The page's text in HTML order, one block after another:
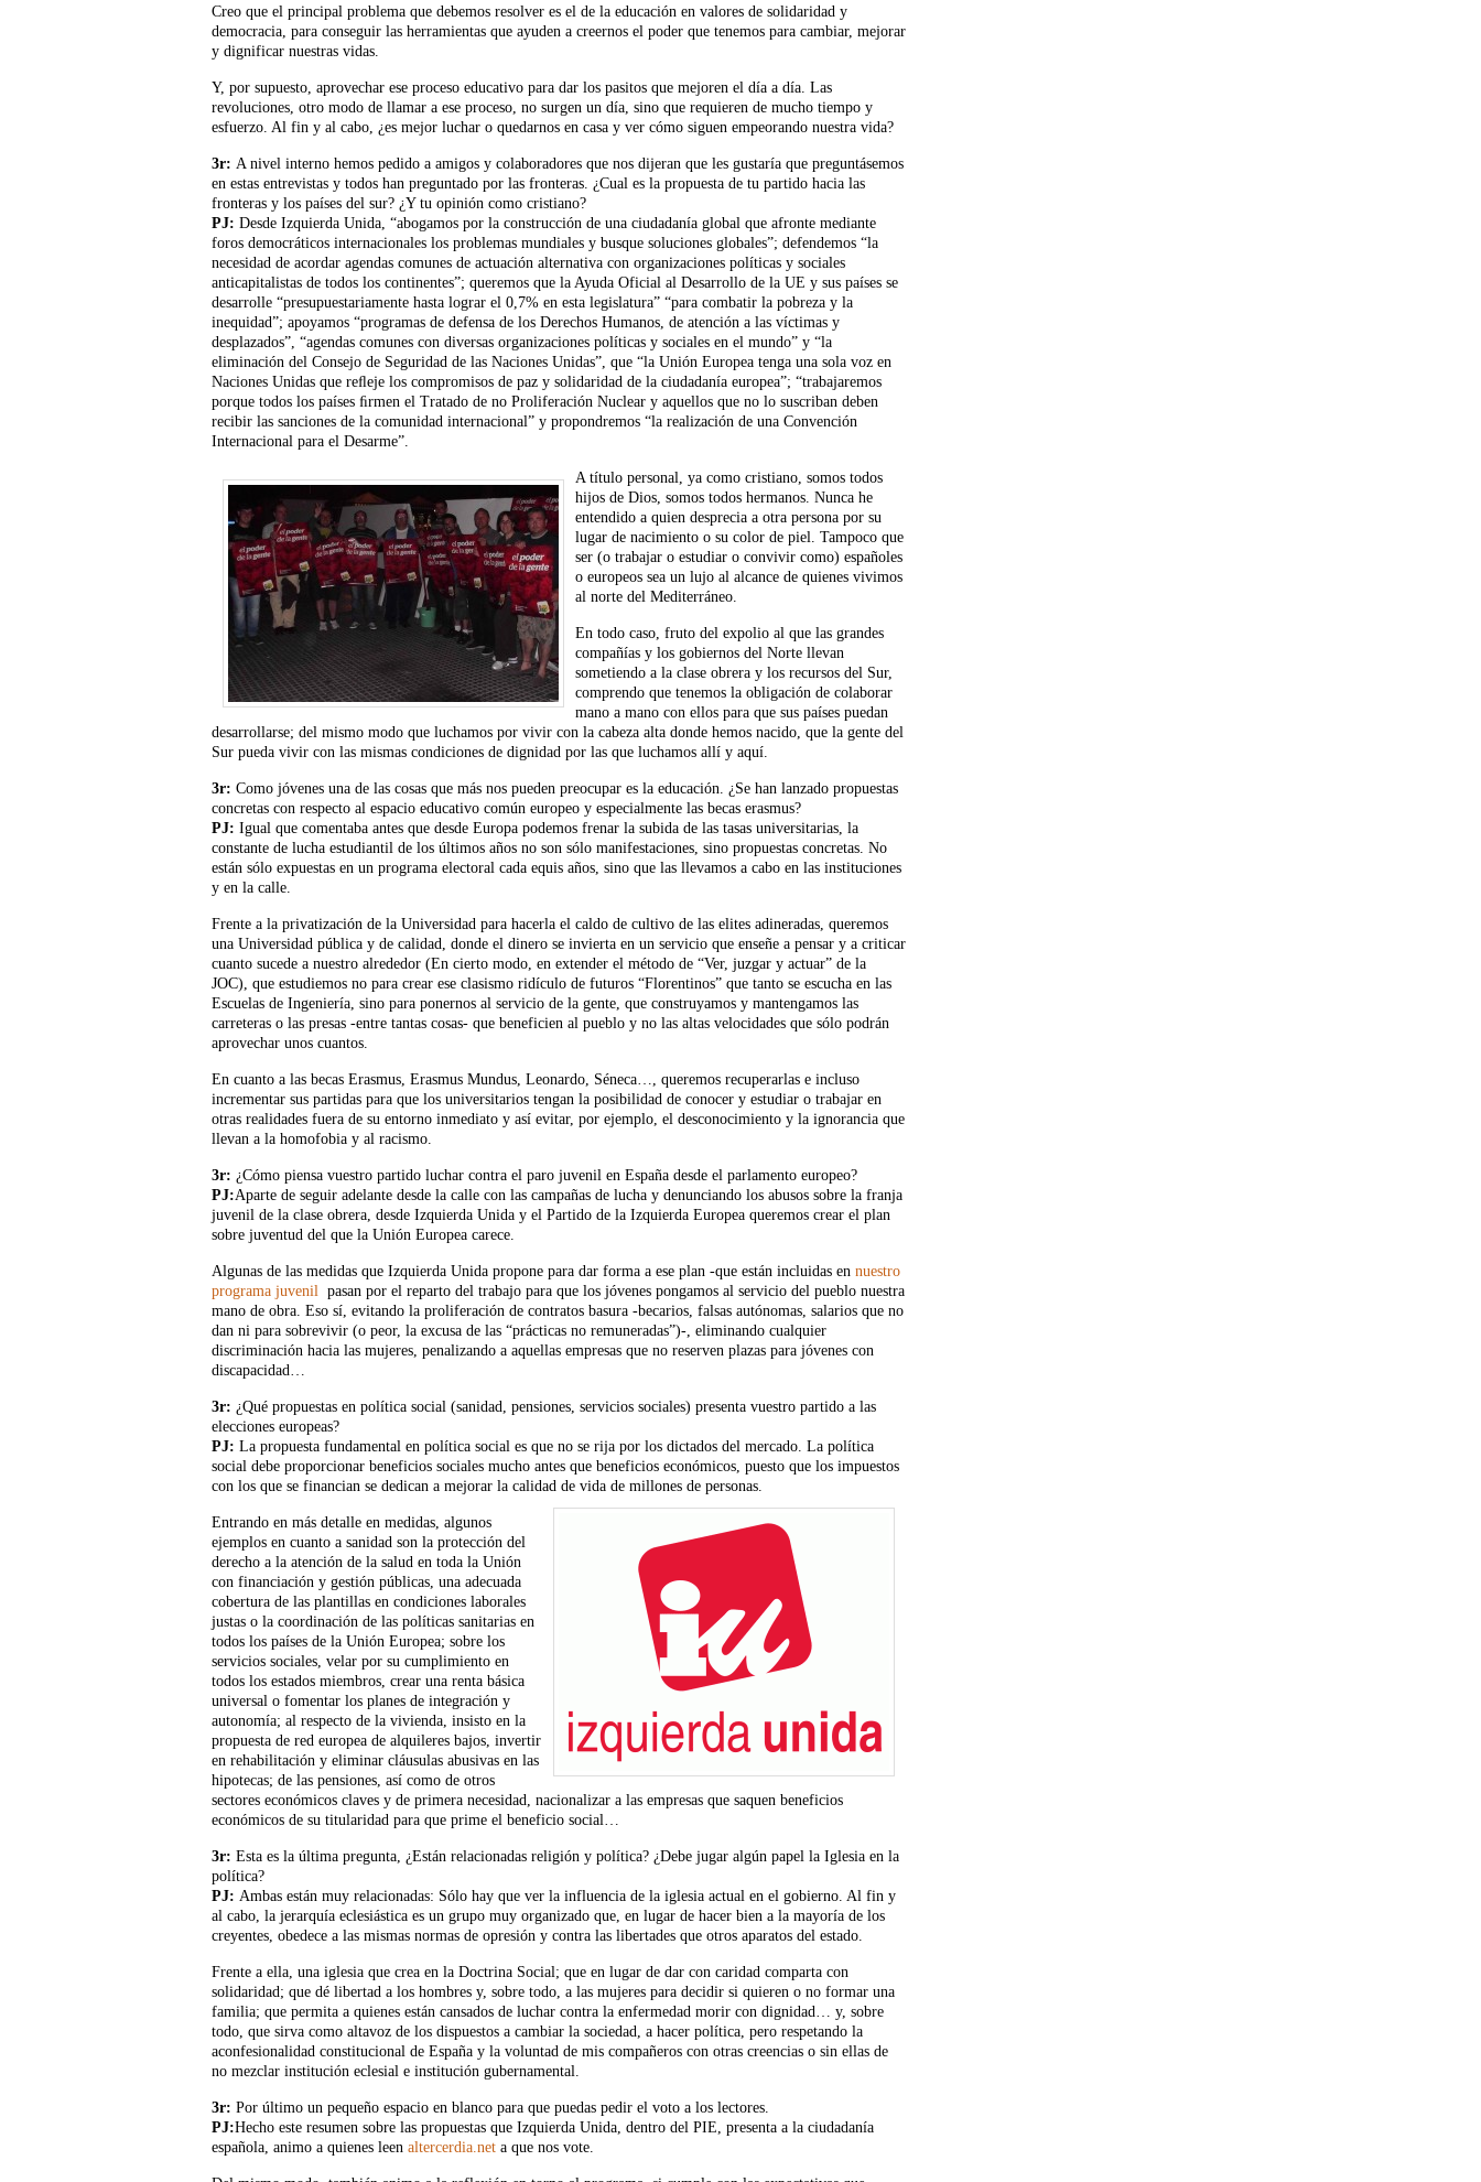
Creo que el principal problema que debemos resolver es el de la educación en valores de solidaridad y
democracia, para conseguir las herramientas que ayuden a creernos el poder que tenemos para cambiar, mejorar
y dignificar nuestras vidas.
Y, por supuesto, aprovechar ese proceso educativo para dar los pasitos que mejoren el día a día. Las
revoluciones, otro modo de llamar a ese proceso, no surgen un día, sino que requieren de mucho tiempo y
esfuerzo. Al fin y al cabo, ¿es mejor luchar o quedarnos en casa y ver cómo siguen empeorando nuestra vida?
3r: A nivel interno hemos pedido a amigos y colaboradores que nos dijeran que les gustaría que preguntásemos
en estas entrevistas y todos han preguntado por las fronteras. ¿Cual es la propuesta de tu partido hacia las
fronteras y los países del sur? ¿Y tu opinión como cristiano?
PJ: Desde Izquierda Unida, “abogamos por la construcción de una ciudadanía global que afronte mediante
foros democráticos internacionales los problemas mundiales y busque soluciones globales”; defendemos “la
necesidad de acordar agendas comunes de actuación alternativa con organizaciones políticas y sociales
anticapitalistas de todos los continentes”; queremos que la Ayuda Oficial al Desarrollo de la UE y sus países se
desarrolle “presupuestariamente hasta lograr el 0,7% en esta legislatura” “para combatir la pobreza y la
inequidad”; apoyamos “programas de defensa de los Derechos Humanos, de atención a las víctimas y
desplazados”, “agendas comunes con diversas organizaciones políticas y sociales en el mundo” y “la
eliminación del Consejo de Seguridad de las Naciones Unidas”, que “la Unión Europea tenga una sola voz en
Naciones Unidas que reﬂeje los compromisos de paz y solidaridad de la ciudadanía europea”; “trabajaremos
porque todos los países ﬁrmen el Tratado de no Proliferación Nuclear y aquellos que no lo suscriban deben
recibir las sanciones de la comunidad internacional” y propondremos “la realización de una Convención
Internacional para el Desarme”.
A título personal, ya como cristiano, somos todos
hijos de Dios, somos todos hermanos. Nunca he
entendido a quien desprecia a otra persona por su
lugar de nacimiento o su color de piel. Tampoco que
ser (o trabajar o estudiar o convivir como) españoles
o europeos sea un lujo al alcance de quienes vivimos
al norte del Mediterráneo.
En todo caso, fruto del expolio al que las grandes
compañías y los gobiernos del Norte llevan
sometiendo a la clase obrera y los recursos del Sur,
comprendo que tenemos la obligación de colaborar
mano a mano con ellos para que sus países puedan
desarrollarse; del mismo modo que luchamos por vivir con la cabeza alta donde hemos nacido, que la gente del
Sur pueda vivir con las mismas condiciones de dignidad por las que luchamos allí y aquí.
3r: Como jóvenes una de las cosas que más nos pueden preocupar es la educación. ¿Se han lanzado propuestas
concretas con respecto al espacio educativo común europeo y especialmente las becas erasmus?
PJ: Igual que comentaba antes que desde Europa podemos frenar la subida de las tasas universitarias, la
constante de lucha estudiantil de los últimos años no son sólo manifestaciones, sino propuestas concretas. No
están sólo expuestas en un programa electoral cada equis años, sino que las llevamos a cabo en las instituciones
y en la calle.
Frente a la privatización de la Universidad para hacerla el caldo de cultivo de las elites adineradas, queremos
una Universidad pública y de calidad, donde el dinero se invierta en un servicio que enseñe a pensar y a criticar
cuanto sucede a nuestro alrededor (En cierto modo, en extender el método de “Ver, juzgar y actuar” de la
JOC), que estudiemos no para crear ese clasismo ridículo de futuros “Florentinos” que tanto se escucha en las
Escuelas de Ingeniería, sino para ponernos al servicio de la gente, que construyamos y mantengamos las
carreteras o las presas -entre tantas cosas- que beneficien al pueblo y no las altas velocidades que sólo podrán
aprovechar unos cuantos.
En cuanto a las becas Erasmus, Erasmus Mundus, Leonardo, Séneca…, queremos recuperarlas e incluso
incrementar sus partidas para que los universitarios tengan la posibilidad de conocer y estudiar o trabajar en
otras realidades fuera de su entorno inmediato y así evitar, por ejemplo, el desconocimiento y la ignorancia que
llevan a la homofobia y al racismo.
3r: ¿Cómo piensa vuestro partido luchar contra el paro juvenil en España desde el parlamento europeo?
PJ:Aparte de seguir adelante desde la calle con las campañas de lucha y denunciando los abusos sobre la franja
juvenil de la clase obrera, desde Izquierda Unida y el Partido de la Izquierda Europea queremos crear el plan
sobre juventud del que la Unión Europea carece.
Algunas de las medidas que Izquierda Unida propone para dar forma a ese plan -que están incluidas en nuestro
programa juvenil pasan por el reparto del trabajo para que los jóvenes pongamos al servicio del pueblo nuestra
mano de obra. Eso sí, evitando la proliferación de contratos basura -becarios, falsas autónomas, salarios que no
dan ni para sobrevivir (o peor, la excusa de las “prácticas no remuneradas”)-, eliminando cualquier
discriminación hacia las mujeres, penalizando a aquellas empresas que no reserven plazas para jóvenes con
discapacidad…
3r: ¿Qué propuestas en política social (sanidad, pensiones, servicios sociales) presenta vuestro partido a las
elecciones europeas?
PJ: La propuesta fundamental en política social es que no se rija por los dictados del mercado. La política
social debe proporcionar beneficios sociales mucho antes que beneficios económicos, puesto que los impuestos
con los que se financian se dedican a mejorar la calidad de vida de millones de personas.
Entrando en más detalle en medidas, algunos
ejemplos en cuanto a sanidad son la protección del
derecho a la atención de la salud en toda la Unión
con financiación y gestión públicas, una adecuada
cobertura de las plantillas en condiciones laborales
justas o la coordinación de las políticas sanitarias en
todos los países de la Unión Europea; sobre los
servicios sociales, velar por su cumplimiento en
todos los estados miembros, crear una renta básica
universal o fomentar los planes de integración y
autonomía; al respecto de la vivienda, insisto en la
propuesta de red europea de alquileres bajos, invertir
en rehabilitación y eliminar cláusulas abusivas en las
hipotecas; de las pensiones, así como de otros
sectores económicos claves y de primera necesidad, nacionalizar a las empresas que saquen beneficios
económicos de su titularidad para que prime el beneficio social…
3r: Esta es la última pregunta, ¿Están relacionadas religión y política? ¿Debe jugar algún papel la Iglesia en la
política?
PJ: Ambas están muy relacionadas: Sólo hay que ver la influencia de la iglesia actual en el gobierno. Al fin y
al cabo, la jerarquía eclesiástica es un grupo muy organizado que, en lugar de hacer bien a la mayoría de los
creyentes, obedece a las mismas normas de opresión y contra las libertades que otros aparatos del estado.
Frente a ella, una iglesia que crea en la Doctrina Social; que en lugar de dar con caridad comparta con
solidaridad; que dé libertad a los hombres y, sobre todo, a las mujeres para decidir si quieren o no formar una
familia; que permita a quienes están cansados de luchar contra la enfermedad morir con dignidad… y, sobre
todo, que sirva como altavoz de los dispuestos a cambiar la sociedad, a hacer política, pero respetando la
aconfesionalidad constitucional de España y la voluntad de mis compañeros con otras creencias o sin ellas de
no mezclar institución eclesial e institución gubernamental.
3r: Por último un pequeño espacio en blanco para que puedas pedir el voto a los lectores.
PJ:Hecho este resumen sobre las propuestas que Izquierda Unida, dentro del PIE, presenta a la ciudadanía
española, animo a quienes leen altercerdia.net a que nos vote.